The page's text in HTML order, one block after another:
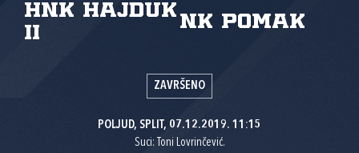
HNK Hajduk
II
NK Pomak
ZAVRŠENO
POLJUD, SPLIT, 07.12.2019. 11:15
Suci: Toni Lovrinčević.